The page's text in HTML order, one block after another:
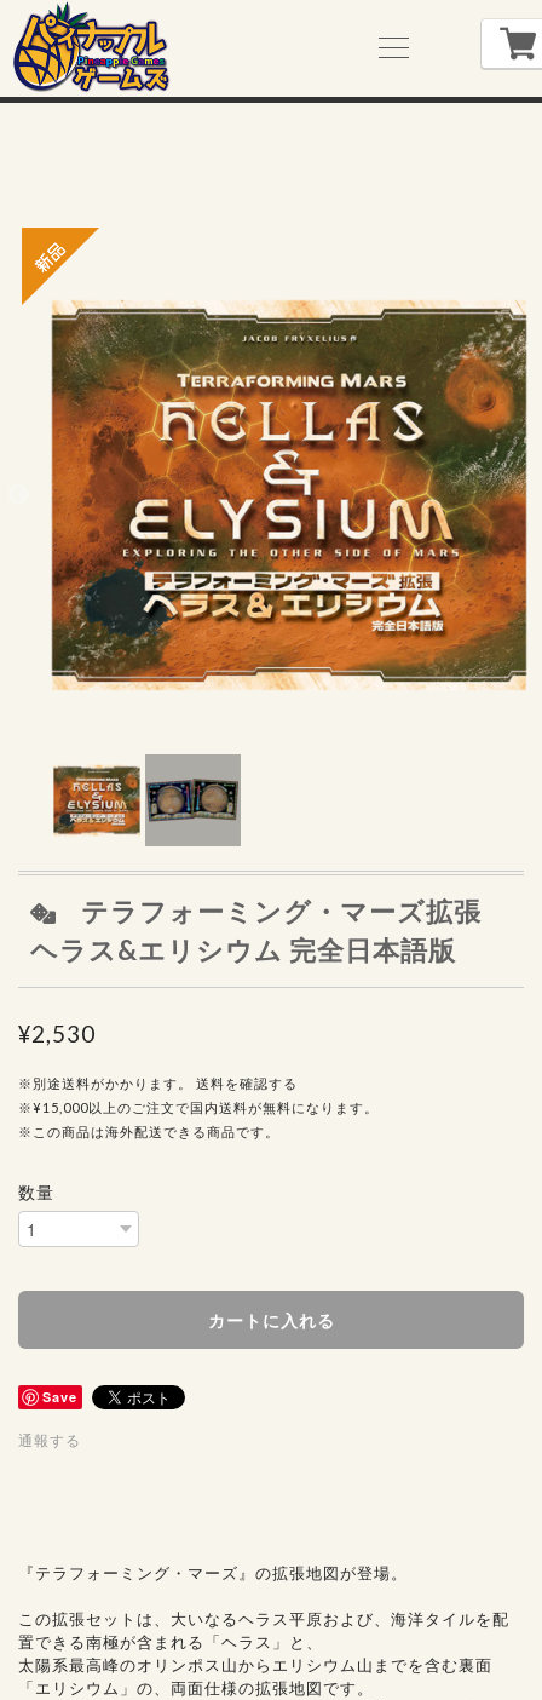
テラフォーミング・マーズ拡張
ヘラス&エリシウム 完全日本語版
¥2,530
※別途送料がかかります。
送料を確認する
※¥15,000以上のご注文で国内送料が無料になります。
※この商品は海外配送できる商品です。
数量
カートに入れる
Save
通報する
『テラフォーミング・マーズ』の拡張地図が登場。
この拡張セットは、大いなるヘラス平原および、海洋タイルを配
置できる南極が含まれる「ヘラス」と、
太陽系最高峰のオリンポス山からエリシウム山までを含む裏面
「エリシウム」の、両面仕様の拡張地図です。